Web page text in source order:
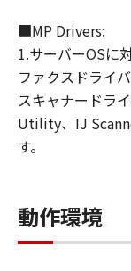
たは間
■MP Drivers:
1.サーバーOSに
ファクスドライ
スキャナードラ
Utility、IJ
す。
動作環境